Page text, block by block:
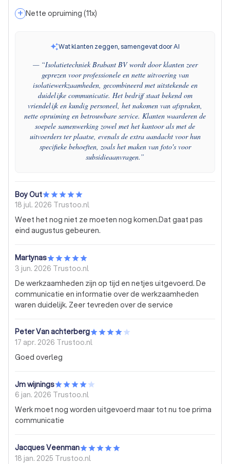
+ Nette opruiming (11x)
Wat klanten zeggen, samengevat door AI
— “Isolatietechniek Brabant BV wordt door klanten zeer
geprezen voor professionele en nette uitvoering van
isolatiewerkzaamheden, gecombineerd met uitstekende en
duidelijke communicatie. Het bedrijf staat bekend om
vriendelijk en kundig personeel, het nakomen van afspraken,
nette opruiming en betrouwbare service. Klanten waarderen de
soepele samenwerking zowel met het kantoor als met de
uitvoerders ter plaatse, evenals de extra aandacht voor hun
specifieke behoeften, zoals het maken van foto's voor
subsidieaanvragen.”
Boy Out
18 jul. 2026 Trustoo.nl
Weet het nog niet ze moeten nog komen.Dat gaat pas
eind augustus gebeuren.
Martynas
3 jun. 2026 Trustoo.nl
De werkzaamheden zijn op tijd en netjes uitgevoerd. De
communicatie en informatie over de werkzaamheden
waren duidelijk. Zeer tevreden over de service
Peter Van achterberg
17 apr. 2026 Trustoo.nl
Goed overleg
Jm wijnings
6 jan. 2026 Trustoo.nl
Werk moet nog worden uitgevoerd maar tot nu toe prima
communicatie
Jacques Veenman
18 jan. 2025 Trustoo.nl